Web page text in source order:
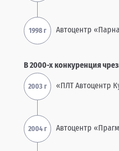
Автоцентр
В 2000-х конкуренция
«ПЛТ Автоцентр
Автоцентр